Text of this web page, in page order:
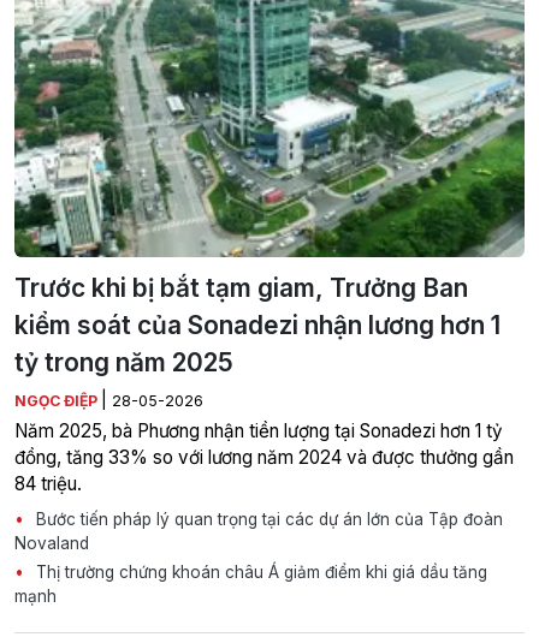
Trước khi bị bắt tạm giam, Trưởng Ban
kiểm soát của Sonadezi nhận lương hơn 1
tỷ trong năm 2025
NGỌC ĐIỆP 28-05-2026
Năm 2025, bà Phương nhận tiền lượng tại Sonadezi hơn 1 tỷ
đồng, tăng 33% so với lương năm 2024 và được thưởng gần
84 triệu.
Bước tiến pháp lý quan trọng tại các dự án lớn của Tập đoàn
Novaland
Thị trường chứng khoán châu Á giảm điểm khi giá dầu tăng
mạnh